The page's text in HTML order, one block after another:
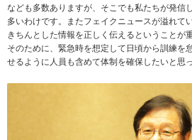
なども多数ありますが、そこでも私たちが発信
多いわけです。またフェイクニュースが溢れて
きちんとした情報を正しく伝えるということが
そのために、緊急時を想定して日頃から訓練を
せるように人員も含めて体制を確保したいと思